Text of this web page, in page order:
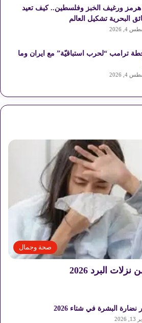
R
هرمز ورغيف الخبز وفلسطين.. كيف تعيد
البحرية تشكيل العالم
4, 2026
ترامب “لحرب استباقيّة” مع ايران وما
4, 2026
صحة وجمال
البرد 2026
نضارة البشرة في شتاء 2026